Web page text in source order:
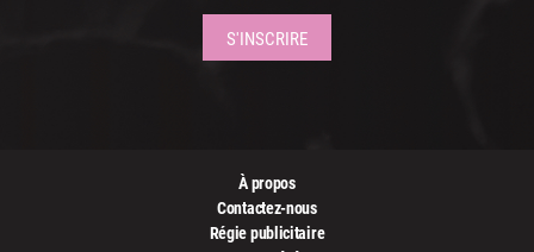
À propos
Contactez-nous
Régie publicitaire